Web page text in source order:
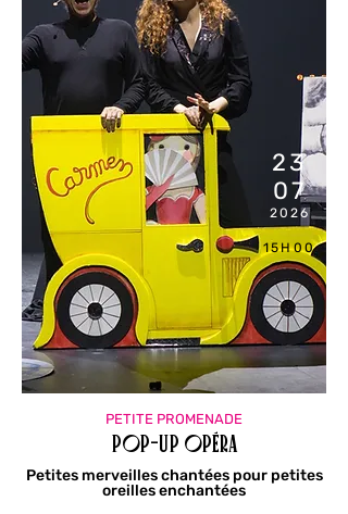
23
07
2026
15H00
PETITE PROMENADE
Pop-up Opéra
Petites merveilles chantées pour petites
oreilles enchantées